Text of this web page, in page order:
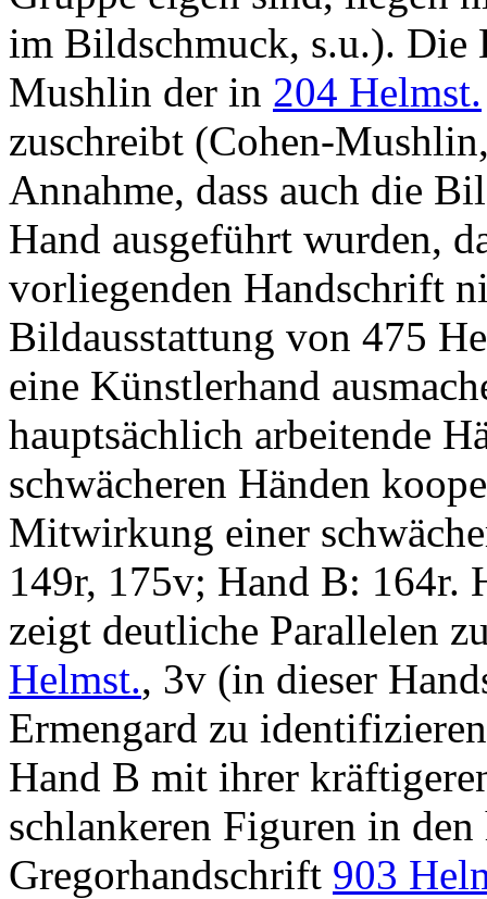
im Bildschmuck, s.u.). Die
Mushlin der in 204 Helmst.
zuschreibt (Cohen-Mushlin
Annahme, dass auch die
Hand ausgeführt wurden,
vorliegenden Handschrift
Bildausstattung von 475
eine Künstlerhand
hauptsächlich arbeitende
schwächeren Händen
Mitwirkung einer
149r, 175v; Hand B: 164r.
zeigt deutliche Parallelen
Helmst., 3v (in dieser
Ermengard zu
Hand B mit ihrer
schlankeren Figuren in
Gregorhandschrift 903